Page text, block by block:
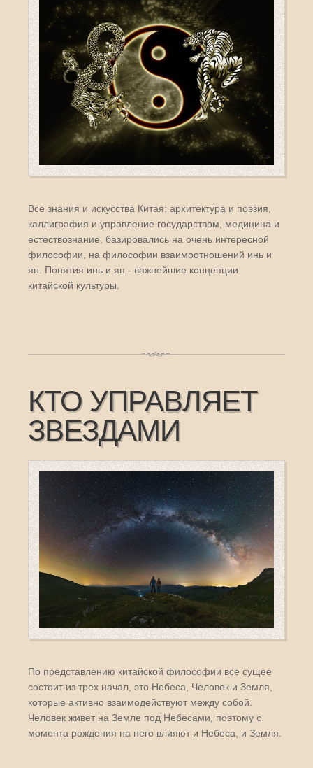
Все знания и искусства Китая: архитектура и поэзия,
каллиграфия и управление государством, медицина и
естествознание, базировались на очень интересной
философии, на философии взаимоотношений инь и
ян. Понятия инь и ян - важнейшие концепции
китайской культуры.
КТО УПРАВЛЯЕТ
ЗВЕЗДАМИ
По представлению китайской философии все сущее
состоит из трех начал, это Небеса, Человек и Земля,
которые активно взаимодействуют между собой.
Человек живет на Земле под Небесами, поэтому с
момента рождения на него влияют и Небеса, и Земля.